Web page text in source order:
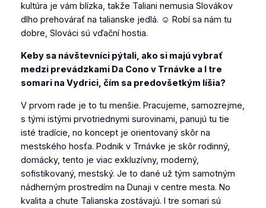
kultúra je vám blízka, takže Taliani nemusia Slovákov
dlho prehovárať na talianske jedlá. ☺ Robí sa nám tu
dobre, Slováci sú vďační hostia.
Keby sa návštevníci pýtali, ako si majú vybrať
medzi prevádzkami Da Cono v Trnávke a I tre
somari na Vydrici, čím sa predovšetkým líšia?
V prvom rade je to tu menšie. Pracujeme, samozrejme,
s tými istými prvotriednymi surovinami, panujú tu tie
isté tradície, no koncept je orientovaný skôr na
mestského hosťa. Podnik v Trnávke je skôr rodinný,
domácky, tento je viac exkluzívny, moderný,
sofistikovaný, mestský. Je to dané už tým samotným
nádherným prostredím na Dunaji v centre mesta. No
kvalita a chute Talianska zostávajú. I tre somari sú